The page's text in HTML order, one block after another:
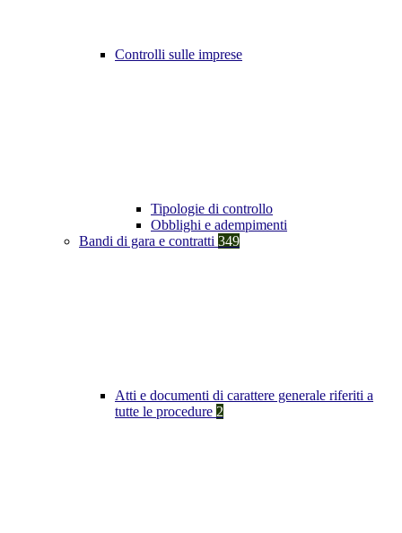
Controlli sulle imprese
Tipologie di controllo
Obblighi e adempimenti
Bandi di gara e contratti 349
Atti e documenti di carattere generale riferiti a
tutte le procedure 2